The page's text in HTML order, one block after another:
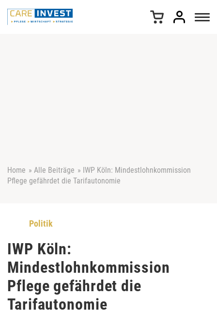
Home » Alle Beiträge » IWP Köln: Mindestlohnkommission
Pflege gefährdet die Tarifautonomie
Politik
IWP Köln:
Mindestlohnkommission
Pflege gefährdet die
Tarifautonomie